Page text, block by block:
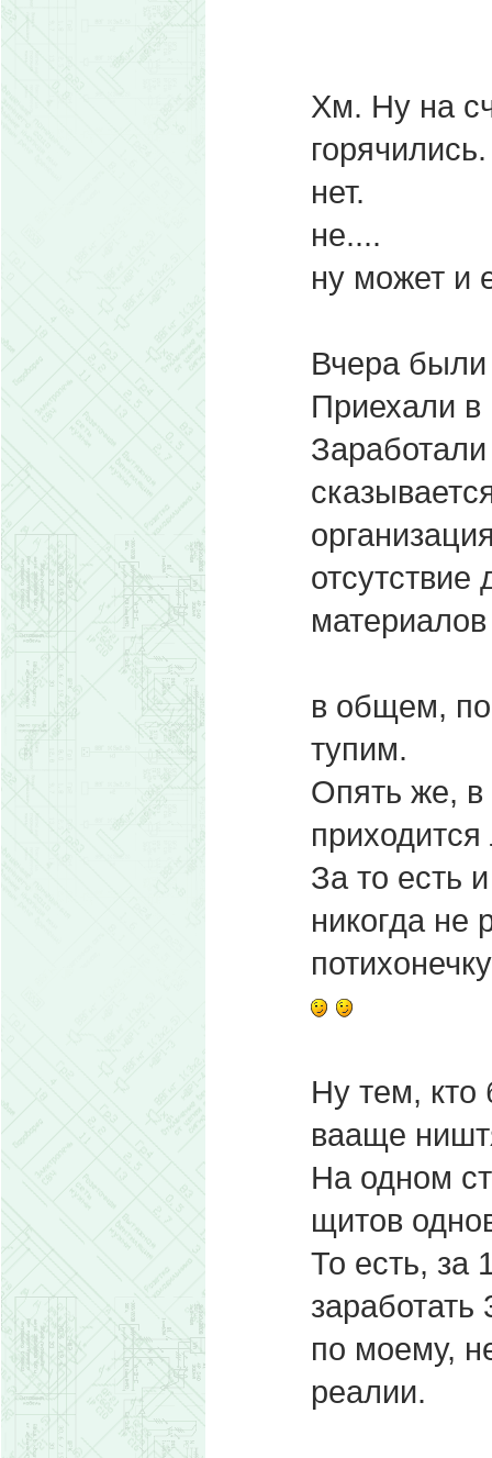
Хм. Ну на
нет.
не....
ну может и
Вчера были
Приехали в
отсутствие
в общем,
тупим.
Опять же, в
приходится
За то есть
никогда не
Ну тем, кто
вааще
На одном
щитов
То есть, за
заработать
по моему,
реалии.